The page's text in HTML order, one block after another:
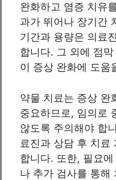
완화하고 염증 치유
과가 뛰어나 장기간
기간과 용량은 의료
합니다. 그 외에 점
이 증상 완화에 도움
약물 치료는 증상 완
중요하므로, 임의로
않도록 주의해야 합
료진과 상담 후 치료
합니다. 또한, 필요
나 추가 검사를 통해